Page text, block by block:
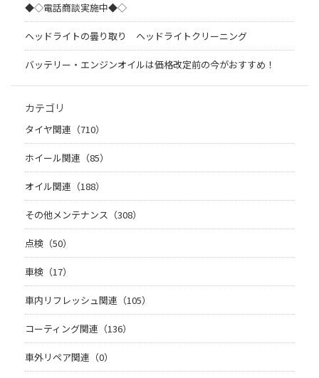
◆◇電話商談実施中◆◇
ヘッドライトの曇り取り ヘッドライトクリーニング
バッテリー・エンジンオイルは価格改定前の今がおすすめ！
カテゴリ
タイヤ関連（710）
ホイール関連（85）
オイル関連（188）
その他メンテナンス（308）
点検（50）
車検（17）
車内リフレッシュ関連（105）
コーティング関連（136）
車外リペア関連（0）